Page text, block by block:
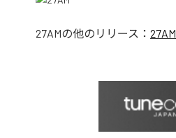
27AMの他のリリース： 27AM